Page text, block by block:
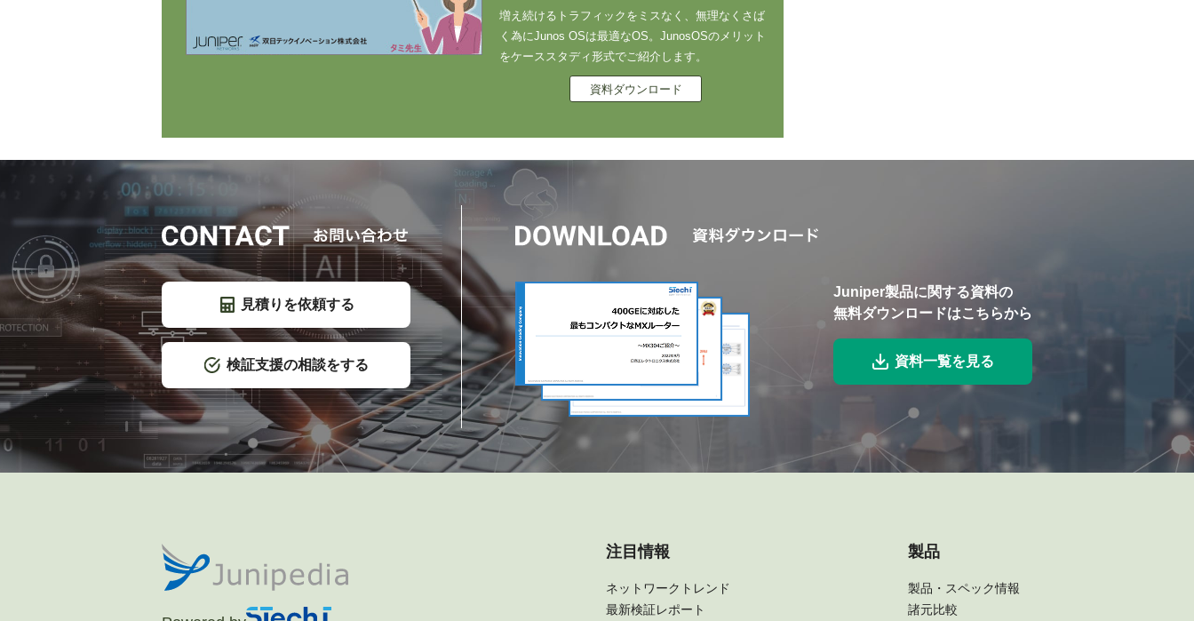
増え続けるトラフィックをミスなく、無理なくさば
く為にJunos OSは最適なOS。JunosOSのメリット
をケーススタディ形式でご紹介します。
資料ダウンロード
見積りを依頼する
検証支援の相談をする
Juniper製品に関する資料の
無料ダウンロードはこちらから
資料一覧を見る
注目情報
ネットワークトレンド
最新検証レポート
製品
製品・スペック情報
諸元比較